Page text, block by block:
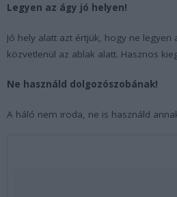
Legyen az ágy jó helyen!
Jó hely alatt azt értjük, hogy ne
közvetlenül az ablak alatt. Hasznos
Ne használd dolgozószobának!
A háló nem iroda, ne is használd